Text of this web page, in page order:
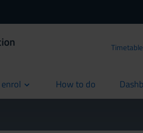
Timetable
How to do
current